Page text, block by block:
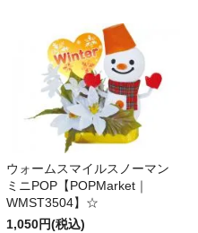
ウォームスマイルスノーマン
ミニPOP【POPMarket｜
WMST3504】☆
1,050円(税込)